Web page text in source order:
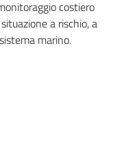
costiero
a rischio, a
marino.